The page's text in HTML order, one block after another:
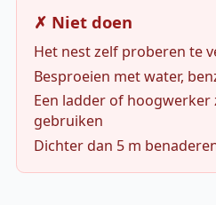
✗ Niet doen
Het nest zelf proberen te
Besproeien met water,
Een ladder of hoogwerker
gebruiken
Dichter dan 5 m